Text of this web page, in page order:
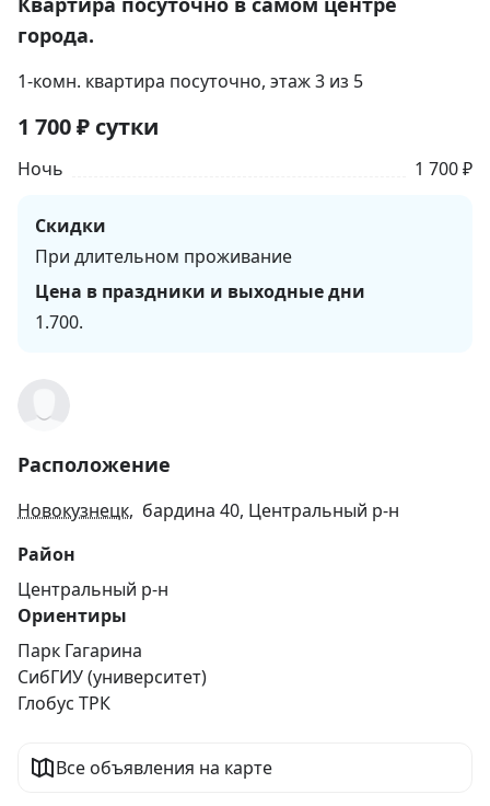
of
города.
1-комн. квартира посуточно, этаж 3 из 5
1 700₽ сутки
Ночь 1 700 ₽
Скидки
При длительном проживание
Цена в праздники и выходные дни
1.700.
Расположение
Новокузнецк, бардина 40, Центральный р-н
Район
Центральный р-н
Ориентиры
Парк Гагарина
СибГИУ (университет)
Глобус ТРК
Все объявления на карте